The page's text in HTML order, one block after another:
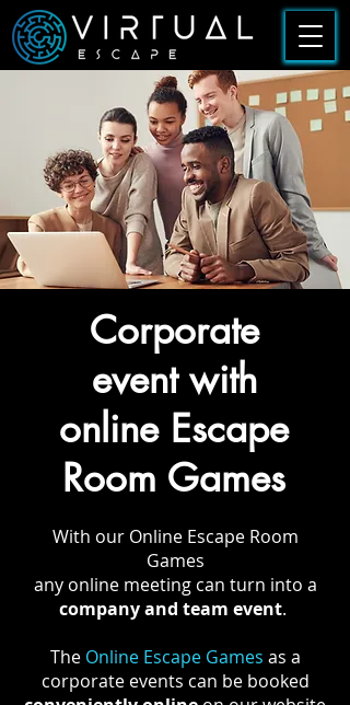
Corporate
event with
online Escape
Room Games
With our Online Escape Room
Games
any online meeting can turn into a
company and team event.
The Online Escape Games as a
corporate events can be booked